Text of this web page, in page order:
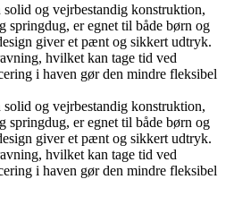
og vejrbestandig konstruktion,
springdug, er egnet til både børn og
giver et pænt og sikkert udtryk.
hvilket kan tage tid ved
i haven gør den mindre fleksibel
og vejrbestandig konstruktion,
springdug, er egnet til både børn og
giver et pænt og sikkert udtryk.
hvilket kan tage tid ved
i haven gør den mindre fleksibel